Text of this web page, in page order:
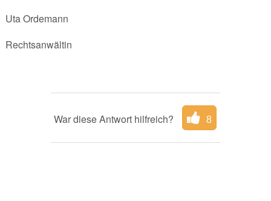
Uta Ordemann
Rechtsanwältin
War diese Antwort hilfreich? 8